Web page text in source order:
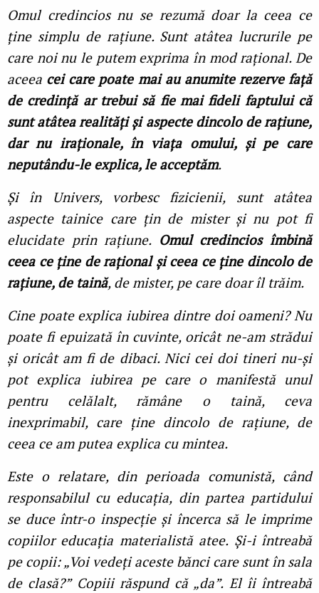
Omul credincios nu se rezumă doar la ceea ce
ține simplu de rațiune. Sunt atâtea lucrurile pe
care noi nu le putem exprima în mod rațional. De
aceea cei care poate mai au anumite rezerve față
de credință ar trebui să fie mai fideli faptului că
sunt atâtea realități și aspecte dincolo de rațiune,
dar nu iraționale, în viața omului, și pe care
neputându-le explica, le acceptăm.
Și în Univers, vorbesc fizicienii, sunt atâtea
aspecte tainice care țin de mister și nu pot fi
elucidate prin rațiune. Omul credincios îmbină
ceea ce ține de rațional și ceea ce ține dincolo de
rațiune, de taină, de mister, pe care doar îl trăim.
Cine poate explica iubirea dintre doi oameni? Nu
poate fi epuizată în cuvinte, oricât ne-am strădui
și oricât am fi de dibaci. Nici cei doi tineri nu-și
pot explica iubirea pe care o manifestă unul
pentru celălalt, rămâne o taină, ceva
inexprimabil, care ține dincolo de rațiune, de
ceea ce am putea explica cu mintea.
Este o relatare, din perioada comunistă, când
responsabilul cu educația, din partea partidului
se duce într-o inspecție și încerca să le imprime
copiilor educația materialistă atee. Și-i întreabă
pe copii: „Voi vedeți aceste bănci care sunt în sala
de clasă?” Copiii răspund că „da”. El îi întreabă